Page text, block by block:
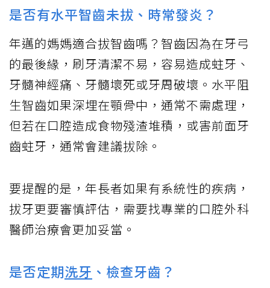
是否有水平智齒未拔、時常發炎？
年邁的媽媽適合拔智齒嗎？智齒因為在牙弓
的最後緣，刷牙清潔不易，容易造成蛀牙、
牙髓神經痛、牙髓壞死或牙周破壞。水平阻
生智齒如果深埋在顎骨中，通常不需處理，
但若在口腔造成食物殘渣堆積，或害前面牙
齒蛀牙，通常會建議拔除。
要提醒的是，年長者如果有系統性的疾病，
拔牙更要審慎評估，需要找專業的口腔外科
醫師治療會更加妥當。
是否定期洗牙 、檢查牙齒？